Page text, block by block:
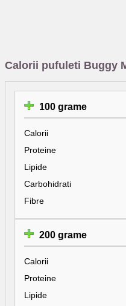
Calorii pufuleti Buggy
100 grame
Calorii
Proteine
Lipide
Carbohidrati
Fibre
200 grame
Calorii
Proteine
Lipide